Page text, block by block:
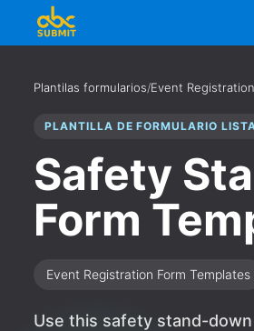
Plantilas formularios/Event
PLANTILLA DE FORMULARIO
Safety
Form
Event Registration Form Templates
Use this safety stand-